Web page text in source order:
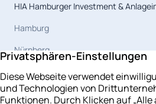
HIA Hamburger Investment &
Hamburg
Nürnberg
Magdeburg
Celle